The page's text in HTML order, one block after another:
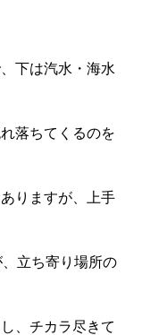
下は汽水・海水
落ちてくるのを
りますが、上手
立ち寄り場所の
、チカラ尽きて